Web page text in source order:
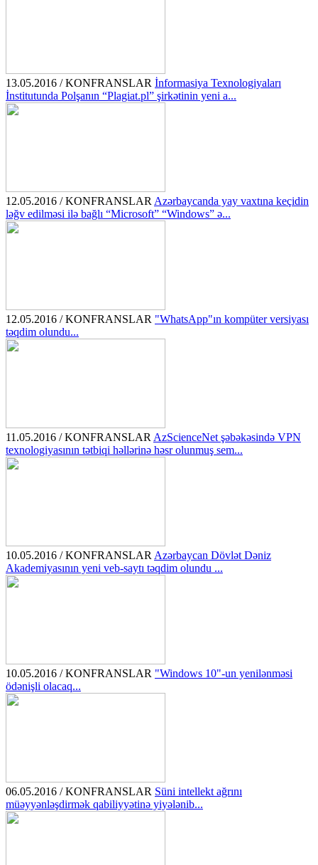
13.05.2016 / KONFRANSLAR İnformasiya Texnologiyaları
İnstitutunda Polşanın “Plagiat.pl” şirkətinin yeni a...
12.05.2016 / KONFRANSLAR Azərbaycanda yay vaxtına keçidin
ləğv edilməsi ilə bağlı “Microsoft” “Windows” ə...
12.05.2016 / KONFRANSLAR "WhatsApp"ın kompüter versiyası
təqdim olundu...
11.05.2016 / KONFRANSLAR AzScienceNet şəbəkəsində VPN
texnologiyasının tətbiqi həllərinə həsr olunmuş sem...
10.05.2016 / KONFRANSLAR Azərbaycan Dövlət Dəniz
Akademiyasının yeni veb-saytı təqdim olundu ...
10.05.2016 / KONFRANSLAR "Windows 10"-un yenilənməsi
ödənişli olacaq...
06.05.2016 / KONFRANSLAR Süni intellekt ağrını
müəyyənləşdirmək qabiliyyətinə yiyələnib...